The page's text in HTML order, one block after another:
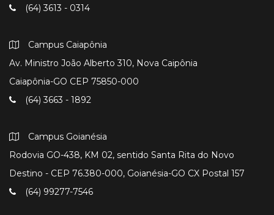
(64) 3613 - 0314
Campus Caiapônia
Av. Ministro João Alberto 310, Nova Caipônia
Caiapônia-GO CEP 75850-000
(64) 3663 - 1892
Campus Goianésia
Rodovia GO-438, KM 02, sentido Santa Rita do Novo
Destino - CEP 76.380-000, Goianésia-GO CX Postal 157
(64) 99277-7546